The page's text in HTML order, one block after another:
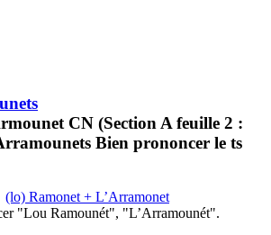
CN (Section A feuille 2 :
Bien prononcer le ts
(lo) Ramonet + L’Arramonet
"Lou Ramounét", "L’Arramounét".